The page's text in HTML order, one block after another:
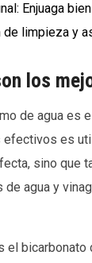
Enjuaga
limpieza y
los
de agua es
es
sino que
agua y
el bicarbonato